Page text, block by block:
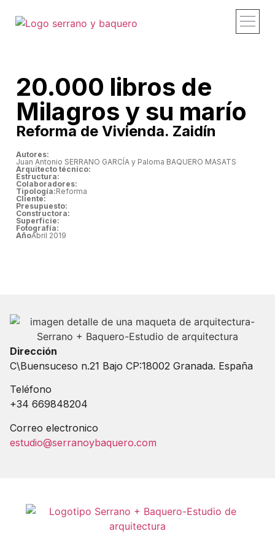
20.000 libros de
Milagros y su marío
Reforma de Vivienda. Zaidín
Autores:
Juan Antonio SERRANO GARCÍA y Paloma BAQUERO MASATS
Arquitecto técnico:
Estructura:
Colaboradores:
Tipología:Reforma
Cliente:
Presupuesto:
Constructora:
Superficie:
Fotografía:
AñoAbril 2019
Dirección
C\Buensuceso n.21 Bajo CP:18002 Granada. España
Teléfono
+34 669848204
Correo electronico
estudio@serranoybaquero.com